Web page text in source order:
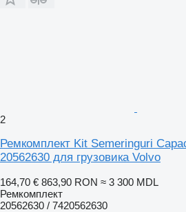
2
Ремкомплект Kit Semeringuri
20562630 для грузовика Volvo
164,70 € 863,90 RON ≈ 3 300 MDL
Ремкомплект
20562630 / 7420562630